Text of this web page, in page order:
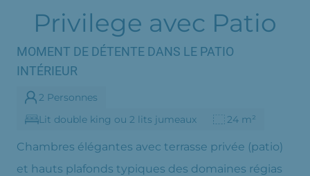
Privilege avec Patio
MOMENT DE DÉTENTE DANS LE PATIO
INTÉRIEUR
2 Personnes
Lit double king ou 2 lits jumeaux
24 m²
Chambres élégantes avec terrasse privée (patio)
et hauts plafonds typiques des domaines régias